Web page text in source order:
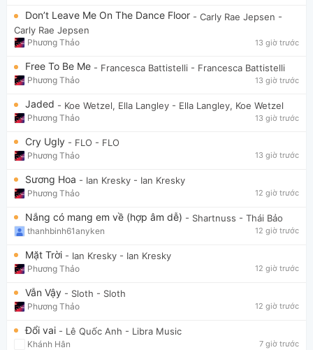
Don’t Leave Me On The Dance Floor - Carly Rae Jepsen -
Carly Rae Jepsen
Phương Thảo 13 giờ trước
Free To Be Me - Francesca Battistelli - Francesca Battistelli
Phương Thảo 13 giờ trước
Jaded - Koe Wetzel, Ella Langley - Ella Langley, Koe Wetzel
Phương Thảo 13 giờ trước
Cry Ugly - FLO - FLO
Phương Thảo 13 giờ trước
Sương Hoa - Ian Kresky - Ian Kresky
Phương Thảo 12 giờ trước
Nắng có mang em về (hợp âm dễ) - Shartnuss - Thái Bảo
thanhbinh61anyken 12 giờ trước
Mặt Trời - Ian Kresky - Ian Kresky
Phương Thảo 12 giờ trước
Vẫn Vậy - Sloth - Sloth
Phương Thảo 12 giờ trước
Đổi vai - Lê Quốc Anh - Libra Music
Khánh Hân 7 giờ trước